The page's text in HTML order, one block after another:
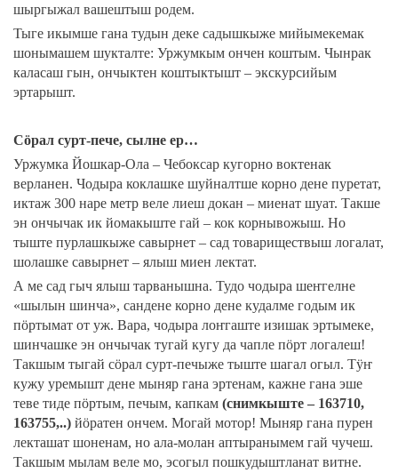
шыргыжал вашештыш родем.
Тыге икымше гана тудын деке садышкыже мийымекемак
шонымашем шукталте: Уржумкым ончен коштым. Чынрак
каласаш гын, ончыктен коштыктышт – экскурсийым
эртарышт.
Сӧрал сурт-пече, сылне ер…
Уржумка Йошкар-Ола – Чебоксар кугорно воктенак
верланен. Чодыра коклашке шуйналтше корно дене пуретат,
иктаж 300 наре метр веле лиеш докан – миенат шуат. Такше
эн ончычак ик йомакыште гай – кок корнывожыш. Но
тыште пурлашкыже савырнет – сад товариществыш логалат,
шолашке савырнет – ялыш миен лектат.
А ме сад гыч ялыш тарванышна. Тудо чодыра шеҥгелне
«шылын шинча», сандене корно дене кудалме годым ик
пӧртымат от уж. Вара, чодыра лоҥгаште изишак эртымеке,
шинчашке эн ончычак тугай кугу да чапле пӧрт логалеш!
Такшым тыгай сӧрал сурт-печыже тыште шагал огыл. Тӱҥ
кужу уремышт дене мыняр гана эртенам, кажне гана эше
теве тиде пӧртым, печым, капкам (снимкыште – 163710,
163755,..) йӧратен ончем. Могай мотор! Мыняр гана пурен
лекташат шоненам, но ала-молан аптыранымем гай чучеш.
Такшым мылам веле мо, эсогыл пошкудыштланат витне.